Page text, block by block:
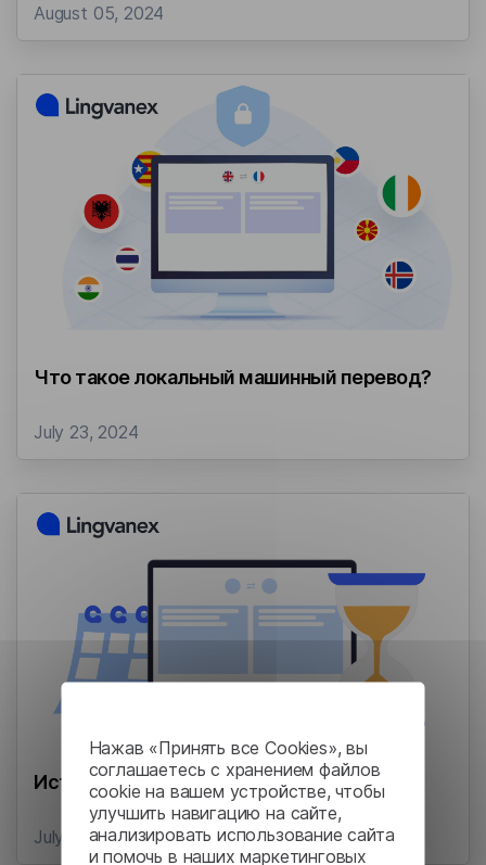
Нажав «Принять все Cookies», вы
соглашаетесь с хранением файлов
cookie на вашем устройстве, чтобы
улучшить навигацию на сайте,
анализировать использование сайта
и помочь в наших маркетинговых
August 05, 2024
Что такое локальный машинный перевод?
July 23, 2024
История машинного перевода
July 23, 2024